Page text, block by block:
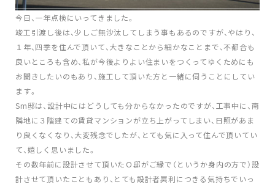
今日、一年点検にいってきました。
竣工引渡し後は、少しご無沙汰してしまう事もあるのですが、やはり、
１年、四季を住んで頂いて、大きなことから細かなことまで、不都合も
良いところも含め、私が今後よりよい住まいをつくってゆくためにも
お聞きしたいのもあり、施工して頂いた方と一緒に伺うことにしてい
ます。
Sm邸は、設計中にはどうしても分からなかったのですが、工事中に、南
隣地に３階建ての賃貸マンションが立ち上がってしまい、日照があま
り良くなくなり、大変残念でしたが、とても気に入って住んで頂いてい
て、嬉しく思いました。
その数年前に設計させて頂いたＯ邸がご縁で（というか身内の方で）設
計させて頂いたこともあり、とても設計者冥利につきる気持ちでいっ